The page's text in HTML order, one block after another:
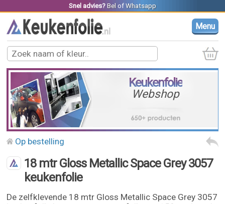
Snel advies? Belof Whatsapp
Menu
Keukenfolie
Webshop
Op bestelling
18 mtr Gloss Metallic Space Grey 3057
keukenfolie
De zelfklevende 18 mtr Gloss Metallic Space Grey 3057